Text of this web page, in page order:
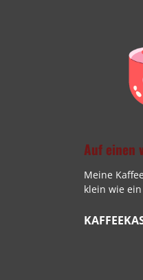
Auf einen
Meine
klein wie